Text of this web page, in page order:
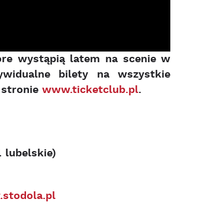
wystąpią latem na scenie w
bilety na wszystkie
www.ticketclub.pl.
lubelskie)